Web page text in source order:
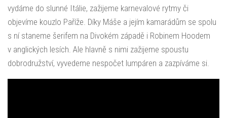
vydáme do slunné Itálie, zažijeme karnevalové rytmy či
objevíme kouzlo Paříže. Díky Máše a jejím kamarádům se spolu
s ní staneme šerifem na Divokém západě i Robinem Hoodem
v anglických lesích. Ale hlavně s nimi zažijeme spoustu
dobrodružství, vyvedeme nespočet lumpáren a zazpíváme si.